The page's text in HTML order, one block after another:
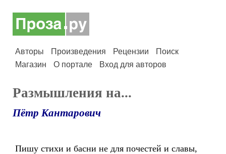
Авторы Произведения Рецензии
Поиск
Магазин
О портале Вход для авторов
Размышления на...
Пётр Кантарович
Пишу стихи и басни не для почестей и славы,